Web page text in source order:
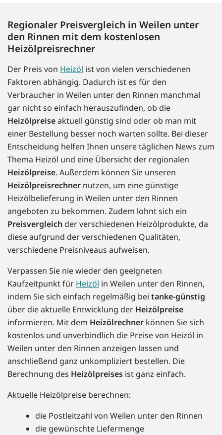
Regionaler Preisvergleich in Weilen unter
den Rinnen mit dem kostenlosen
Heizölpreisrechner
Der Preis von Heizöl ist von vielen verschiedenen
Faktoren abhängig. Dadurch ist es für den
Verbraucher in Weilen unter den Rinnen manchmal
gar nicht so einfach herauszufinden, ob die
Heizölpreiseaktuell günstig sind oder ob man mit
einer Bestellung besser noch warten sollte. Bei dieser
Entscheidung helfen Ihnen unsere täglichen News zum
Thema Heizöl und eine Übersicht der regionalen
Heizölpreise. Außerdem können Sie unseren
Heizölpreisrechner nutzen, um eine günstige
Heizölbelieferung in Weilen unter den Rinnen
angeboten zu bekommen. Zudem lohnt sich ein
Preisvergleich der verschiedenen Heizölprodukte, da
diese aufgrund der verschiedenen Qualitäten,
verschiedene Preisniveaus aufweisen.
Verpassen Sie nie wieder den geeigneten
Kaufzeitpunkt für Heizöl in Weilen unter den Rinnen,
indem Sie sich einfach regelmäßig bei tanke-günstig
über die aktuelle Entwicklung der Heizölpreise
informieren. Mit dem Heizölrechner können Sie sich
kostenlos und unverbindlich die Preise von Heizöl in
Weilen unter den Rinnen anzeigen lassen und
anschließend ganz unkompliziert bestellen. Die
Berechnung des Heizölpreises ist ganz einfach.
Aktuelle Heizölpreise berechnen:
die Postleitzahl von Weilen unter den Rinnen
die gewünschte Liefermenge